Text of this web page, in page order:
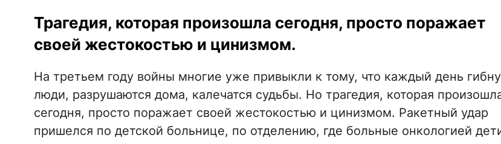
Трагедия, которая произошла сегодня, просто поражает
своей жестокостью и цинизмом.
На третьем году войны многие уже привыкли к тому, что каждый день
люди, разрушаются дома, калечатся судьбы. Но трагедия, которая
сегодня, просто поражает своей жестокостью и цинизмом. Ракетный удар
пришелся по детской больнице, по отделению, где больные онкологией